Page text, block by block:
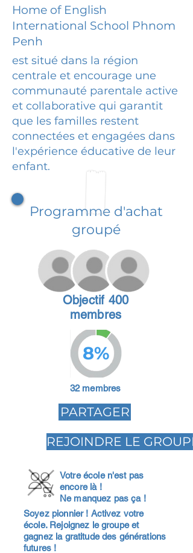
Home of English
International School Phnom
Penh
est situé dans la région
centrale et encourage une
communauté parentale active
et collaborative qui garantit
que les familles restent
connectées et engagées dans
l'expérience éducative de leur
enfant.
Programme d'achat
groupé
Objectif 400
membres
8%
32 membres
PARTAGER
REJOINDRE LE GROUPE
Votre école n'est pas
encore là !
Ne manquez pas ça !
Soyez pionnier ! Activez votre
école. Rejoignez le groupe et
gagnez la gratitude des générations
futures !